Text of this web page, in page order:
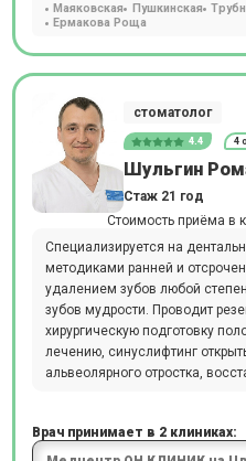
Маяковская Пушкинская
Ермакова Роща
стоматолог
4.4 4
Шульгин
Стаж 21 год
Стоимость приёма в
Специализируется на
методиками ранней и
удалением зубов любой
зубов мудрости. Проводит
хирургическую подготовку
лечению, синуслифтинг
альвеолярного отростка,
Врач принимает в 2 клиниках: